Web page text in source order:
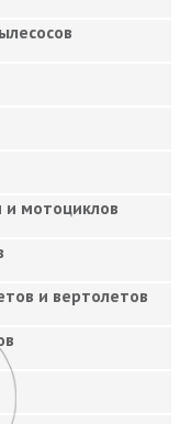
мотоциклов
и вертолетов